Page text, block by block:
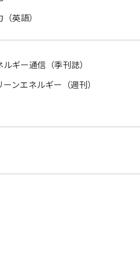
英語）
ルギー通信（季刊誌）
ーンエネルギー（週刊）